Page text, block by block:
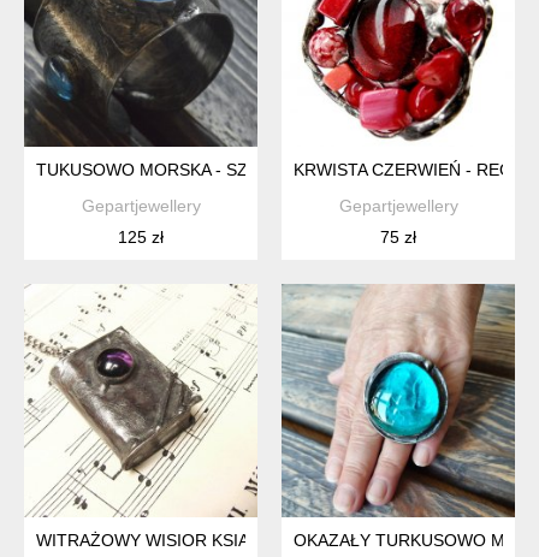
TUKUSOWO MORSKA - SZEROKA BRANSOLETA Z
Gepartjewellery
125 zł
KRWISTA CZERWIEŃ -
Gepartjewellery
75 zł
WITRAŻOWY WISIOR KSIĄŻKA Z FIOLETOWĄ OKŁADKĄ
OKAZAŁY TURKUSOWO